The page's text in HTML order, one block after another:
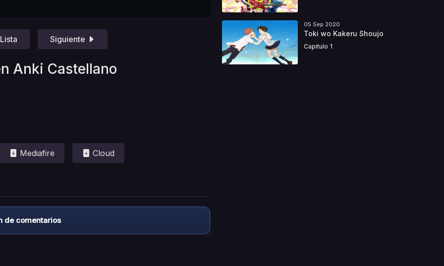
Lista Siguiente
Anki Castellano
Mediafire Cloud
de comentarios
05 Sep 2020
Toki wo Kakeru Shoujo
Capitulo 1